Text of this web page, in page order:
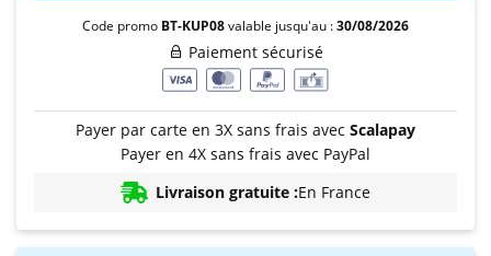
Code promo BT-KUP08valable jusqu'au :30/08/2026
Paiement sécurisé
Payer par carte en 3X sans frais avec Scalapay
Payer en 4X sans frais avec PayPal
Livraison gratuite :En France